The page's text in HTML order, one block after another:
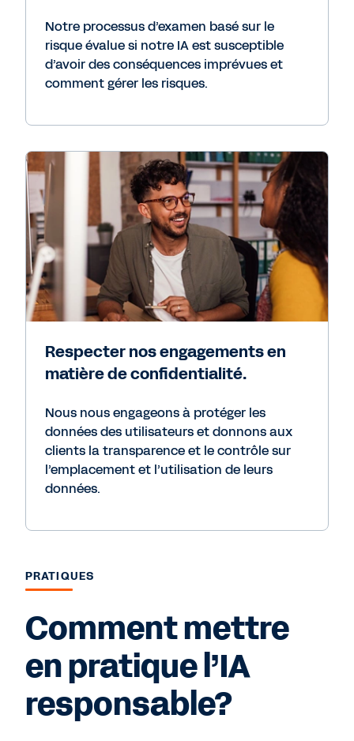
Notre processus d’examen basé sur le
risque évalue si notre IA est susceptible
d’avoir des conséquences imprévues et
comment gérer les risques.
Respecter nos engagements en
matière de confidentialité.
Nous nous engageons à protéger les
données des utilisateurs et donnons aux
clients la transparence et le contrôle sur
l’emplacement et l’utilisation de leurs
données.
PRATIQUES
Comment mettre
en pratique l’IA
responsable?